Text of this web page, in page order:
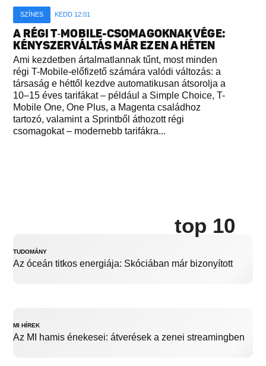
SZÍNES KEDD 12:01
A RÉGI T‑MOBILE-CSOMAGOKNAK VÉGE:
KÉNYSZERVÁLTÁS MÁR EZEN A HÉTEN
Ami kezdetben ártalmatlannak tűnt, most minden
régi T-Mobile-előfizető számára valódi változás: a
társaság e héttől kezdve automatikusan átsorolja a
10–15 éves tarifákat – például a Simple Choice, T-
Mobile One, One Plus, a Magenta családhoz
tartozó, valamint a Sprintből áthozott régi
csomagokat – modernebb tarifákra...
top 10
TUDOMÁNY
Az óceán titkos energiája: Skóciában már bizonyított
MI HÍREK
Az MI hamis énekesei: átverések a zenei streamingben